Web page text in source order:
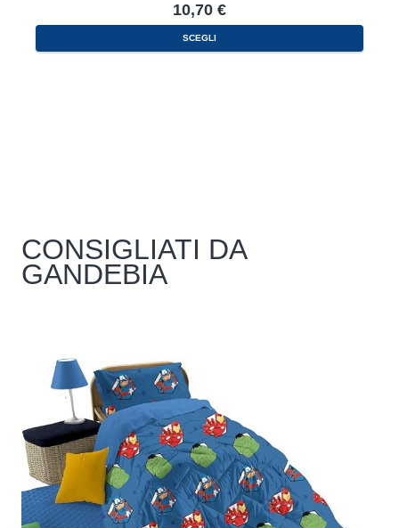
10,70 €
SCEGLI
CONSIGLIATI DA
GANDEBIA